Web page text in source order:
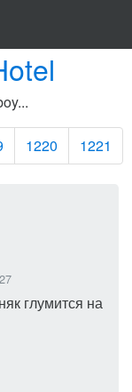
1220 1221
глумится на